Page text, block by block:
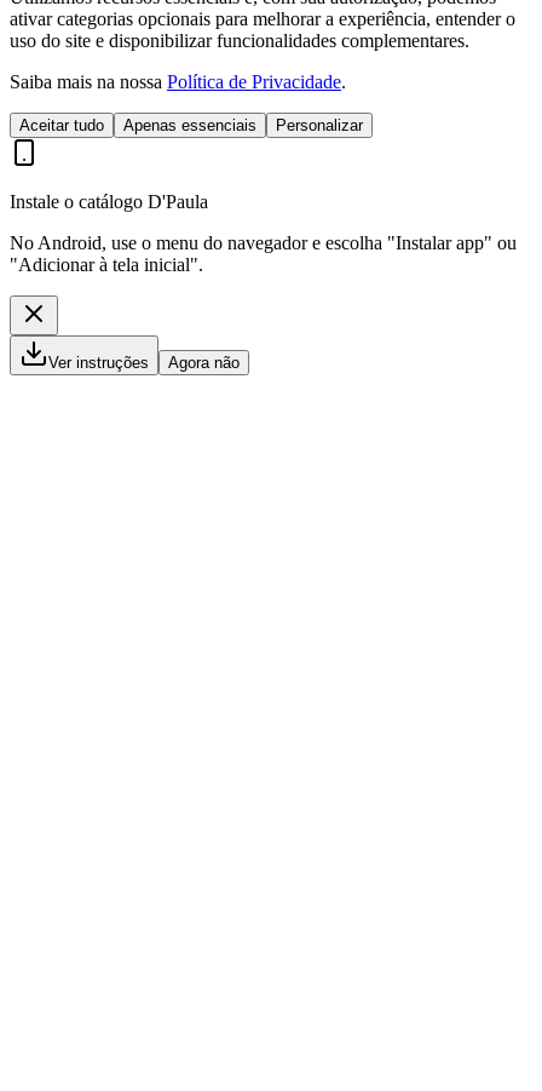
ativar categorias opcionais para melhorar a experiência, entender o
uso do site e disponibilizar funcionalidades complementares.
Saiba mais na nossa Política de Privacidade.
Aceitar tudo Apenas essenciais Personalizar
Instale o catálogo D'Paula
No Android, use o menu do navegador e escolha "Instalar app" ou
"Adicionar à tela inicial".
Ver instruções Agora não